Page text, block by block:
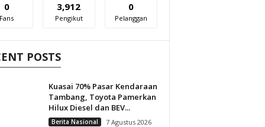
0
Fans
3,912
Pengikut
0
Pelanggan
POSTS
Kuasai 70% Pasar Kendaraan
Tambang, Toyota Pamerkan
Hilux Diesel dan BEV...
Berita Nasional 7 Agustus 2026